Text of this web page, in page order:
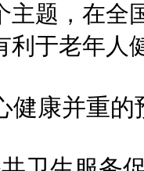
主题，在全
利于老年人
康并重的